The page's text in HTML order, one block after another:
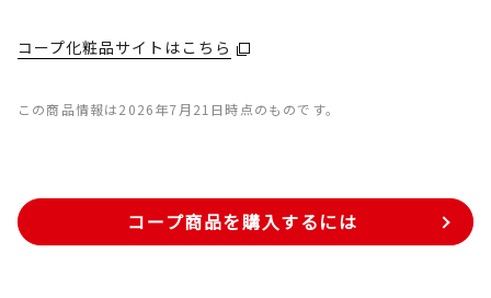
コープ化粧品サイトはこちら
この商品情報は2026年7月21日時点のものです。
コープ商品を購入するには